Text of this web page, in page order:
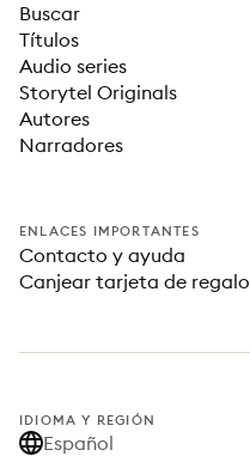
Buscar
Títulos
Audio series
Storytel Originals
Autores
Narradores
ENLACES IMPORTANTES
Contacto y ayuda
Canjear tarjeta de regalo
IDIOMA Y REGIÓN
Español